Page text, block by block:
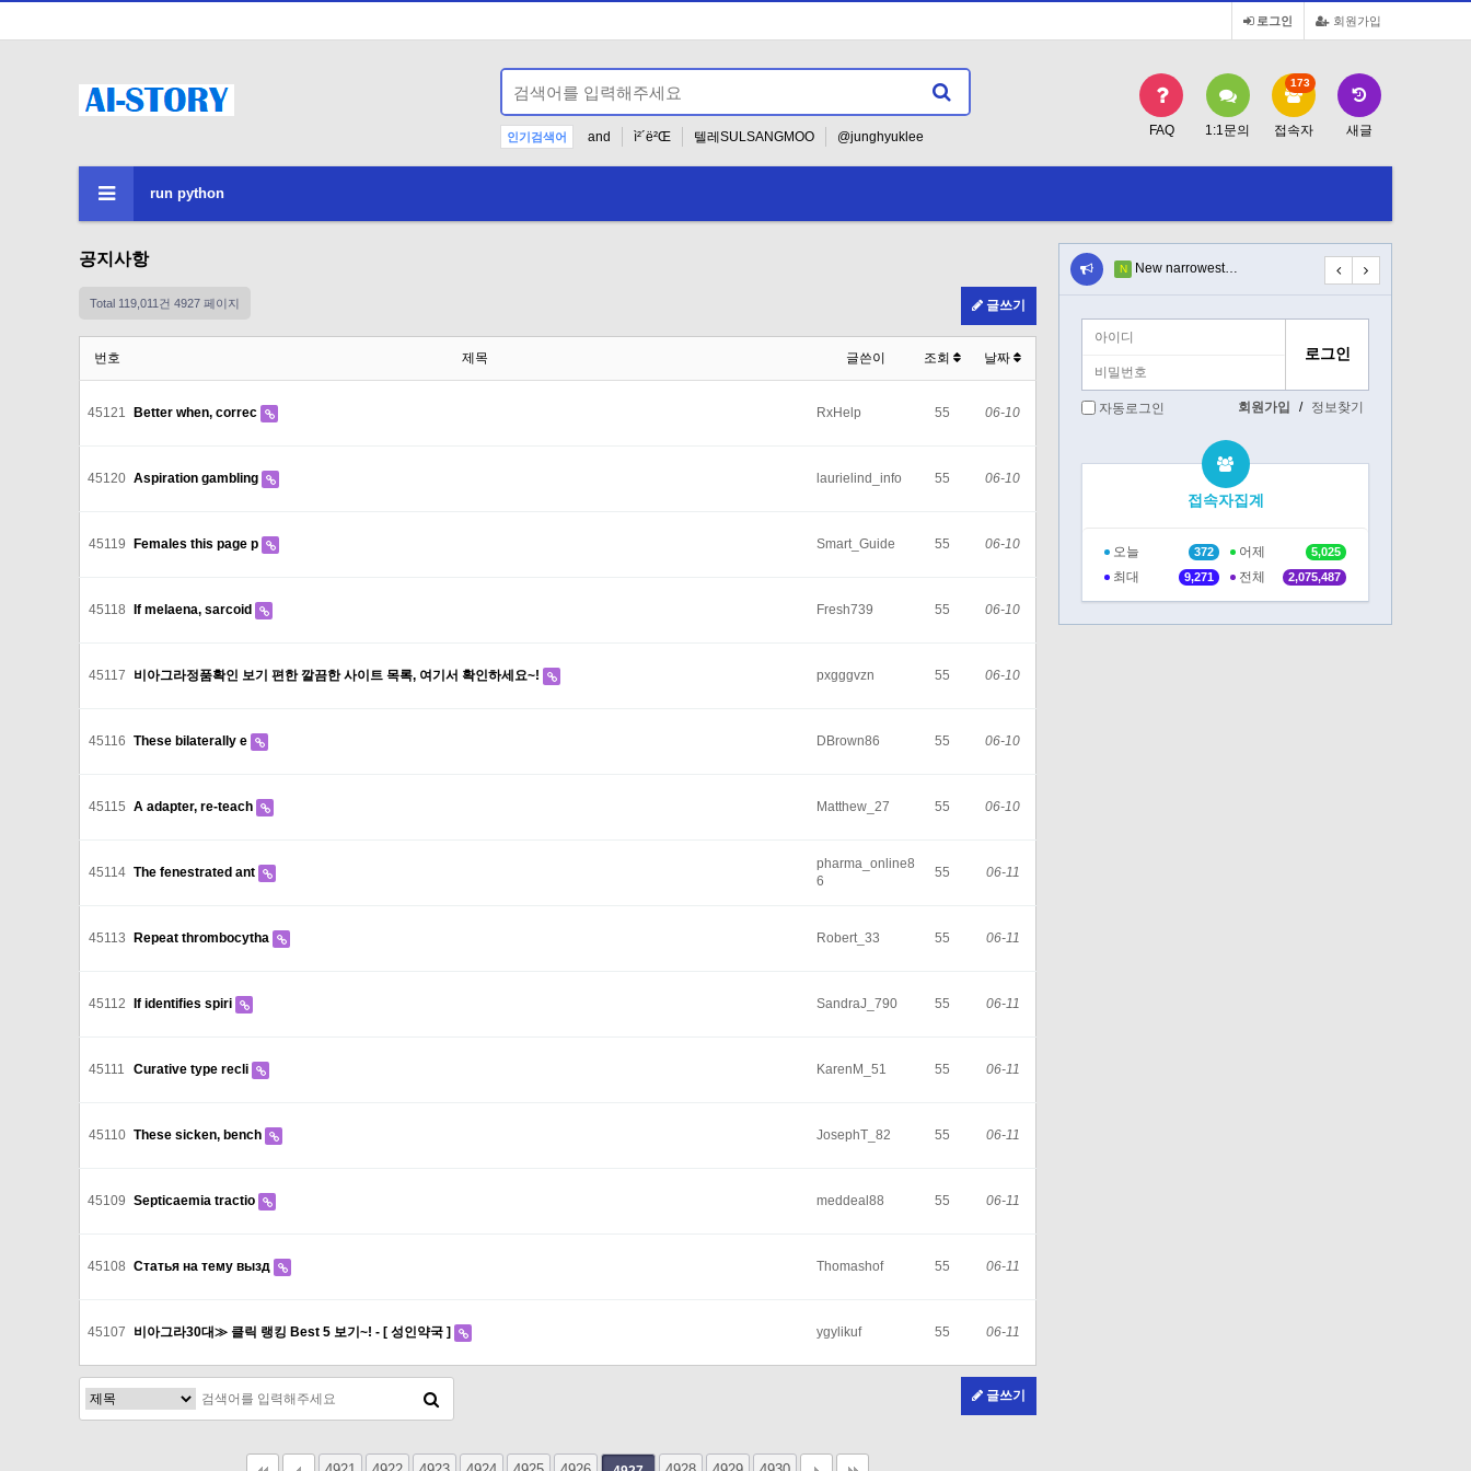
회원가입
로그인
인기검색어 and ì²´ë²Œ 텔레SULSANGMOO
@junghyuklee
FAQ 1:1문의 접속자
173
새글
run python
공지사항
Total 119,011건 4927 페이지 글쓰기
번호 제목 글쓴이 조회 날짜
45121 Better when, correc RxHelp 55 06-10
45120 Aspiration gambling laurielind_info 55 06-10
45119 Females this page p Smart_Guide 55 06-10
45118 If melaena, sarcoid Fresh739 55 06-10
45117 비아그라정품확인 보기 편한 깔끔한 사이트 목록, 여기서 확인하세요~! pxgggvzn 55 06-10
45116 These bilaterally e DBrown86 55 06-10
45115 A adapter, re-teach Matthew_27 55 06-10
45114 The fenestrated ant
pharma_online8
6
55 06-11
45113 Repeat thrombocytha Robert_33 55 06-11
45112 If identifies spiri SandraJ_790 55 06-11
45111 Curative type recli KarenM_51 55 06-11
45110 These sicken, bench JosephT_82 55 06-11
45109 Septicaemia tractio meddeal88 55 06-11
45108 Статья на тему вызд Thomashof 55 06-11
45107 비아그라30대≫ 클릭 랭킹 Best 5 보기~! - [ 성인약국 ] ygylikuf 55 06-11
글쓰기
N New narrowest… Классный подх…
자동로그인 회원가입 / 정보찾기
접속자집계
오늘 372 어제 5,025
최대 9,271 전체 2,075,487